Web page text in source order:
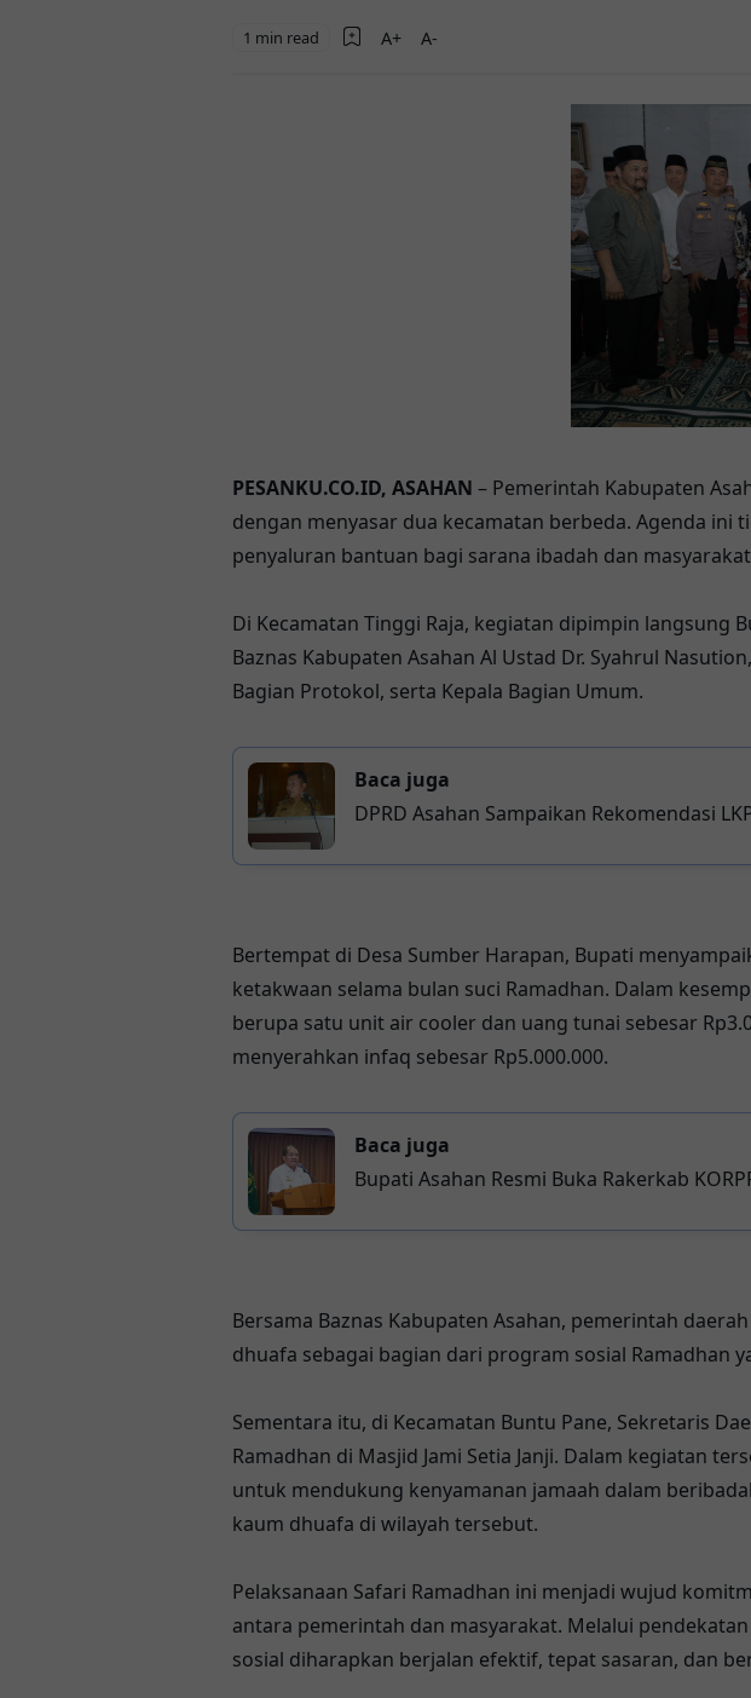
1 min read
PESANKU.CO.ID, ASAHAN – Pemerintah Kabupaten
dengan menyasar dua kecamatan berbeda. Agenda
penyaluran bantuan bagi sarana ibadah dan
Di Kecamatan Tinggi Raja, kegiatan dipimpin langsung
Baznas Kabupaten Asahan Al Ustad Dr. Syahrul
Bagian Protokol, serta Kepala Bagian Umum.
Baca juga
DPRD Asahan Sampaikan Rekomendasi
Bertempat di Desa Sumber Harapan, Bupati
ketakwaan selama bulan suci Ramadhan. Dalam
berupa satu unit air cooler dan uang tunai sebesar
menyerahkan infaq sebesar Rp5.000.000.
Baca juga
Bupati Asahan Resmi Buka Rakerkab
Bersama Baznas Kabupaten Asahan, pemerintah
dhuafa sebagai bagian dari program sosial Ramadhan
Sementara itu, di Kecamatan Buntu Pane, Sekretaris
Ramadhan di Masjid Jami Setia Janji. Dalam kegiatan
untuk mendukung kenyamanan jamaah dalam
kaum dhuafa di wilayah tersebut.
Pelaksanaan Safari Ramadhan ini menjadi wujud
antara pemerintah dan masyarakat. Melalui
sosial diharapkan berjalan efektif, tepat sasaran, dan